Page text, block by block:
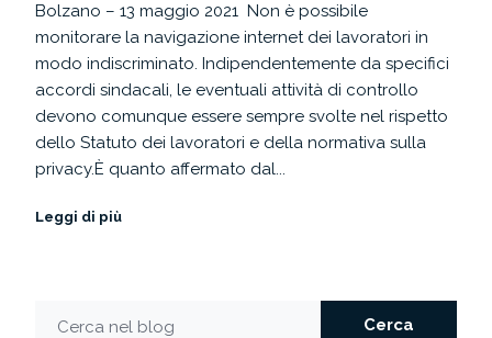
Bolzano – 13 maggio 2021 Non è possibile
monitorare la navigazione internet dei lavoratori in
modo indiscriminato. Indipendentemente da specifici
accordi sindacali, le eventuali attività di controllo
devono comunque essere sempre svolte nel rispetto
dello Statuto dei lavoratori e della normativa sulla
privacy.È quanto affermato dal...
Leggi di più
Cerca nel blog Cerca